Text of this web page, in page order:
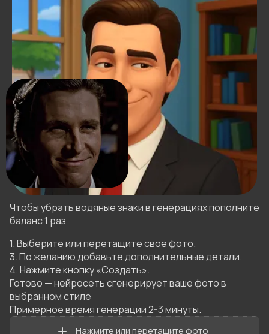
Нажмите или перетащите фото
Чтобы убрать водяные знаки в генерациях пополните
баланс 1 раз
1. Выберите или перетащите своё фото.
3. По желанию добавьте дополнительные детали.
4. Нажмите кнопку «Создать».
Готово — нейросеть сгенерирует ваше фото в
выбранном стиле
Примерное время генерации 2-3 минуты.